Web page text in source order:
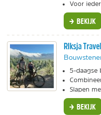
Voor
BEKIJK
RIksja
5-daagse
Slapen
BEKIJK